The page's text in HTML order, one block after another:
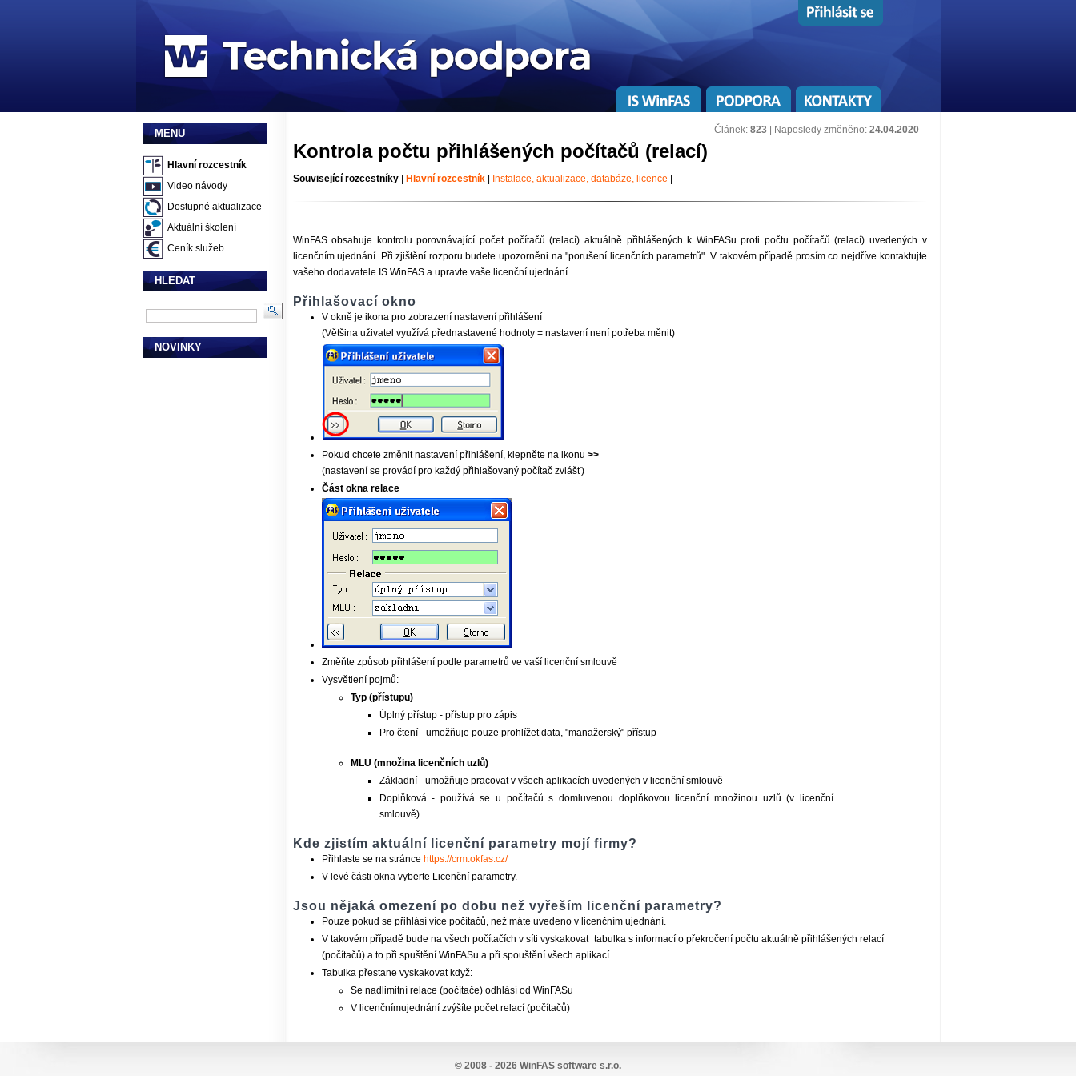
MENU
Hlavní rozcestník
Video návody
Dostupné aktualizace
Aktuální školení
Ceník služeb
HLEDAT
NOVINKY
Článek: 823| Naposledy změněno: 24.04.2020
Kontrola počtu přihlášených počítačů (relací)
Související rozcestníky| Hlavní rozcestník Instalace, aktualizace, databáze, licence
WinFAS obsahuje kontrolu porovnávající počet počítačů (relací) aktuálně přihlášených k WinFASu proti počtu počítačů (relací) uvedených v
licenčním ujednání. Při zjištění rozporu budete upozorněni na "porušení licenčních parametrů". V takovém případě prosím co nejdříve kontaktujte
vašeho dodavatele IS WinFAS a upravte vaše licenční ujednání.
Přihlašovací okno
V okně je ikona pro zobrazení nastavení přihlášení
(Většina uživatel využívá přednastavené hodnoty = nastavení není potřeba měnit)
Pokud chcete změnit nastavení přihlášení, klepněte na ikonu >>
(nastavení se provádí pro každý přihlašovaný počítač zvlášť)
Část okna relace
Změňte způsob přihlášení podle parametrů ve vaší licenční smlouvě
Vysvětlení pojmů:
Typ (přístupu)
Úplný přístup - přístup pro zápis
Pro čtení - umožňuje pouze prohlížet data, "manažerský" přístup
MLU (množina licenčních uzlů)
Základní - umožňuje pracovat v všech aplikacích uvedených v licenční smlouvě
Doplňková - používá se u počítačů s domluvenou doplňkovou licenční množinou uzlů (v licenční
smlouvě)
Kde zjistím aktuální licenční parametry mojí firmy?
Přihlaste se na stránce https://crm.okfas.cz/
V levé části okna vyberte Licenční parametry.
Jsou nějaká omezení po dobu než vyřeším licenční parametry?
Pouze pokud se přihlásí více počítačů, než máte uvedeno v licenčním ujednání.
V takovém případě bude na všech počítačích v síti vyskakovat tabulka s informací o překročení počtu aktuálně přihlášených relací
(počítačů) a to při spuštění WinFASu a při spouštění všech aplikací.
Tabulka přestane vyskakovat když:
Se nadlimitní relace (počítače) odhlásí od WinFASu
V licenčnímujednání zvýšíte počet relací (počítačů)
© 2008 - 2026 WinFAS software s.r.o.